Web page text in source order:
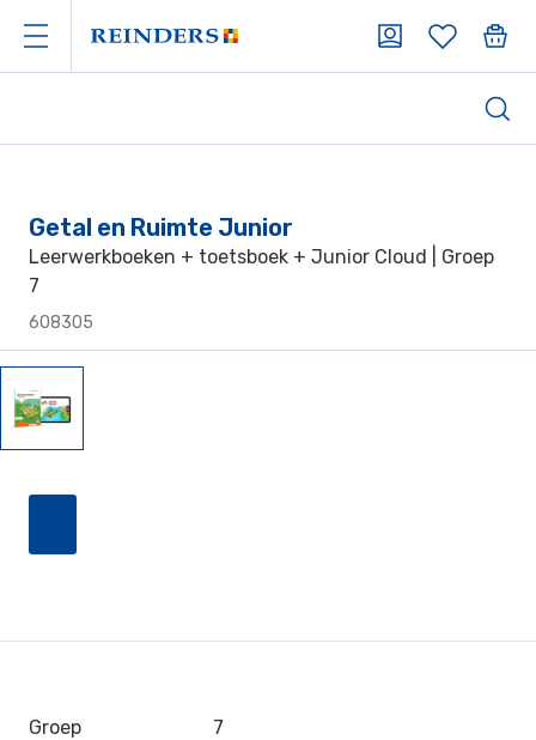
Getal en Ruimte Junior
Leerwerkboeken + toetsboek + Junior Cloud | Groep
7
608305
Groep
7